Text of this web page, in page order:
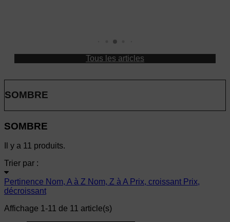
Tous les articles
SOMBRE
SOMBRE
Il y a 11 produits.
Trier par :
Pertinence Nom, A à Z Nom, Z à A Prix, croissant Prix,
décroissant
Affichage 1-11 de 11 article(s)